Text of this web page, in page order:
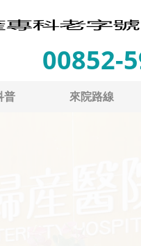
00852-
普 來院路線